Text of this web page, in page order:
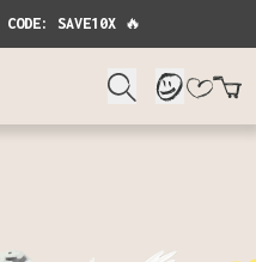
CODE: SAVE10X🔥